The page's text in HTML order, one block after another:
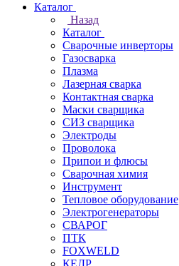
Каталог
Назад
Каталог
Сварочные инверторы
Газосварка
Плазма
Лазерная сварка
Контактная сварка
Маски сварщика
СИЗ сварщика
Электроды
Проволока
Припои и флюсы
Сварочная химия
Инструмент
Тепловое оборудование
Электрогенераторы
СВАРОГ
ПТК
FOXWELD
КЕДР